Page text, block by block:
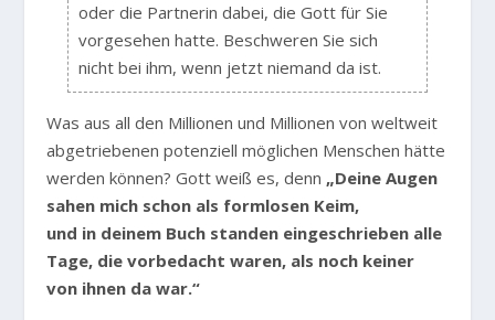
oder die Partnerin dabei, die Gott für Sie
vorgesehen hatte. Beschweren Sie sich
nicht bei ihm, wenn jetzt niemand da ist.
Was aus all den Millionen und Millionen von weltweit
abgetriebenen potenziell möglichen Menschen hätte
werden können? Gott weiß es, denn „Deine Augen
sahen mich schon als formlosen Keim,
und in deinem Buch standen eingeschrieben alle
Tage, die vorbedacht waren, als noch keiner
von ihnen da war.“